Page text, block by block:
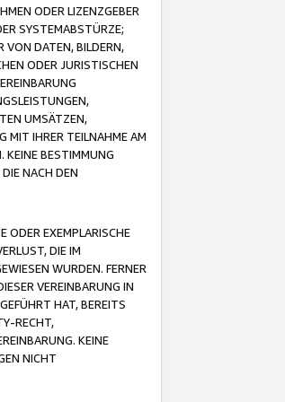
ODER LIZENZGEBER
SYSTEMABSTÜRZE;
VON DATEN, BILDERN,
ODER JURISTISCHEN
UMSÄTZEN,
MIT IHRER TEILNAHME AM
KEINE BESTIMMUNG
NACH DEN
ODER EXEMPLARISCHE
DIE IM
WURDEN. FERNER
VEREINBARUNG IN
HAT, BEREITS
RECHT,
KEINE
NICHT